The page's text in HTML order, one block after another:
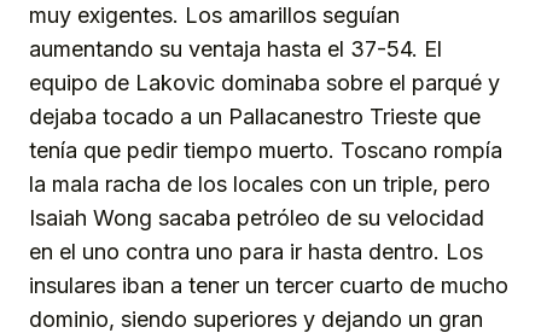
muy exigentes. Los amarillos seguían
aumentando su ventaja hasta el 37-54. El
equipo de Lakovic dominaba sobre el parqué y
dejaba tocado a un Pallacanestro Trieste que
tenía que pedir tiempo muerto. Toscano rompía
la mala racha de los locales con un triple, pero
Isaiah Wong sacaba petróleo de su velocidad
en el uno contra uno para ir hasta dentro. Los
insulares iban a tener un tercer cuarto de mucho
dominio, siendo superiores y dejando un gran